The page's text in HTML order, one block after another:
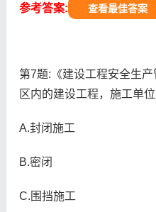
参考答案: 查看最佳答案
第7题:《建设工程安全生
区内的建设工程，施工单
A.封闭施工
B.密闭
C.围挡施工